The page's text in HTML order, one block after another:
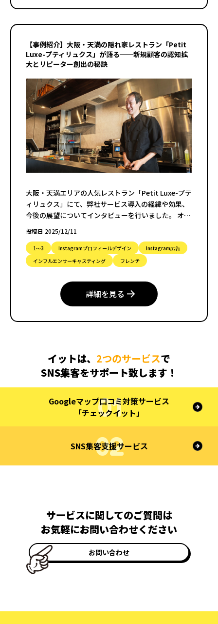
【事例紹介】大阪・天満の隠れ家レストラン「Petit
Luxe-プティリュクス」が語る──新規顧客の認知拡
大とリピーター創出の秘訣
大阪・天満エリアの人気レストラン「Petit Luxe-プテ
ィリュクス」にて、弊社サービス導入の経緯や効果、
今後の展望についてインタビューを行いました。 オー
プン間もない店舗ながら、確実にファンを増やし続け
ているPetit Luxe-プティリュクス。その裏には、効果
的な集客戦略と信頼関係に基づいたサポート体制があ
りました。
投稿日 2025/12/11
1〜3 Instagramプロフィールデザイン
Instagram広告
インフルエンサーキャスティング
フレンチ
詳細を見る
イットは、 2つのサービスで
SNS集客をサポート致します！
Googleマップ口コミ対策サービス
「チェックイット」
SNS集客支援サービス
サービスに関してのご質問は
お気軽にお問い合わせください
お問い合わせ